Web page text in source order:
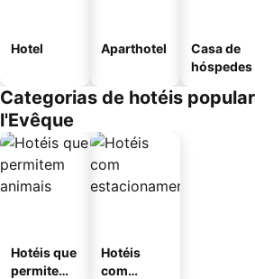
Hotel Aparthotel
Casa de
hóspedes
Categorias de hotéis
l'Evêque
Hotéis que
permitem
Hotéis
com